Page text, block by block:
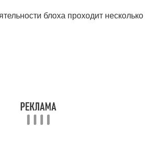
блоха проходит несколько